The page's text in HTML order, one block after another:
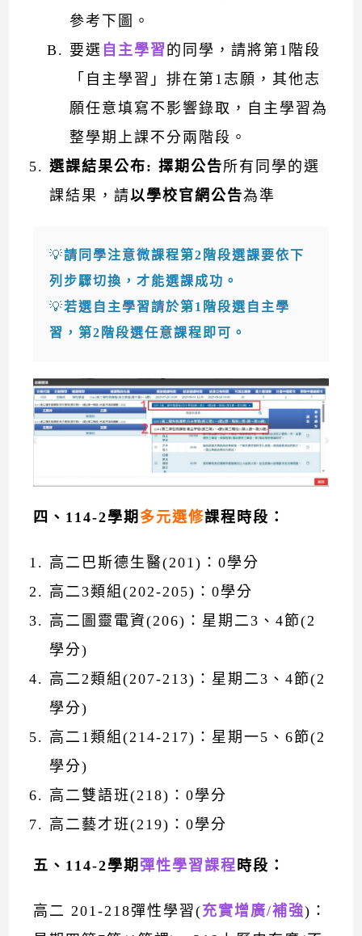
參考下圖。
要選 自主學習 的同學，請將第1階段
「自主學習」排在第1志願，其他志
願任意填寫不影響錄取，自主學習為
整學期上課不分兩階段。
選課結果公布: 擇期公告所有同學的選
課結果，請以學校官網公告為準
💡請同學注意微課程第2階段選課要依下
列步驟切換，才能選課成功。
💡若選自主學習請於第1階段選自主學
習，第2階段選任意課程即可。
四 、114-2學期 多元選修課程 時段：
高二巴斯德生醫(201)：0學分
高二3類組(202-205)：0學分
高二圖靈電資(206)：星期二3、4節(2
學分)
高二2類組(207-213)：星期二3、4節(2
學分)
高二1類組(214-217)：星期一5、6節(2
學分)
高二雙語班(218)：0學分
高二藝才班(219)：0學分
五、 114-2學期 彈性學習課程 時段 ：
高二 201-218彈性學習(充實增廣/補強) ：